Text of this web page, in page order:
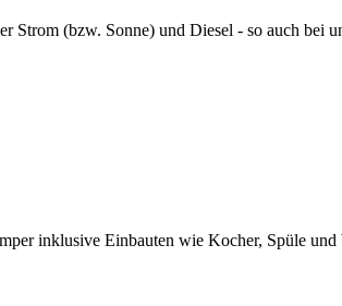
(bzw. Sonne) und Diesel - so auch bei
inklusive Einbauten wie Kocher, Spüle und